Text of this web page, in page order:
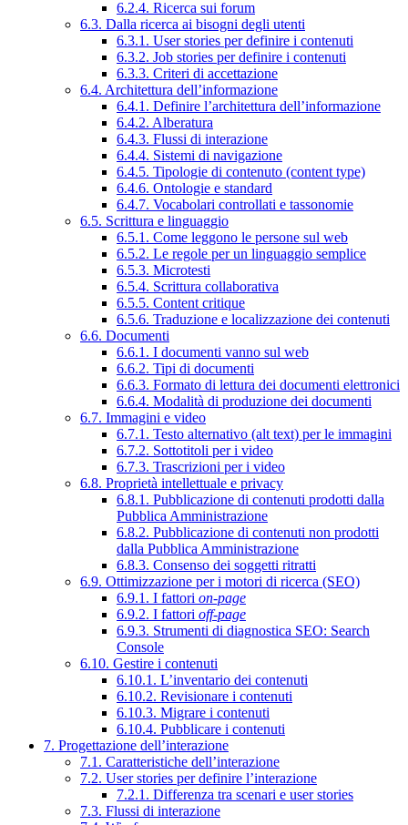
6.2.4. Ricerca sui forum
6.3. Dalla ricerca ai bisogni degli utenti
6.3.1. User stories per definire i contenuti
6.3.2. Job stories per definire i contenuti
6.3.3. Criteri di accettazione
6.4. Architettura dell’informazione
6.4.1. Definire l’architettura dell’informazione
6.4.2. Alberatura
6.4.3. Flussi di interazione
6.4.4. Sistemi di navigazione
6.4.5. Tipologie di contenuto (content type)
6.4.6. Ontologie e standard
6.4.7. Vocabolari controllati e tassonomie
6.5. Scrittura e linguaggio
6.5.1. Come leggono le persone sul web
6.5.2. Le regole per un linguaggio semplice
6.5.3. Microtesti
6.5.4. Scrittura collaborativa
6.5.5. Content critique
6.5.6. Traduzione e localizzazione dei contenuti
6.6. Documenti
6.6.1. I documenti vanno sul web
6.6.2. Tipi di documenti
6.6.3. Formato di lettura dei documenti elettronici
6.6.4. Modalità di produzione dei documenti
6.7. Immagini e video
6.7.1. Testo alternativo (alt text) per le immagini
6.7.2. Sottotitoli per i video
6.7.3. Trascrizioni per i video
6.8. Proprietà intellettuale e privacy
6.8.1. Pubblicazione di contenuti prodotti dalla
Pubblica Amministrazione
6.8.2. Pubblicazione di contenuti non prodotti
dalla Pubblica Amministrazione
6.8.3. Consenso dei soggetti ritratti
6.9. Ottimizzazione per i motori di ricerca (SEO)
6.9.1. I fattori on-page
6.9.2. I fattori off-page
6.9.3. Strumenti di diagnostica SEO: Search
Console
6.10. Gestire i contenuti
6.10.1. L’inventario dei contenuti
6.10.2. Revisionare i contenuti
6.10.3. Migrare i contenuti
6.10.4. Pubblicare i contenuti
7. Progettazione dell’interazione
7.1. Caratteristiche dell’interazione
7.2. User stories per definire l’interazione
7.2.1. Differenza tra scenari e user stories
7.3. Flussi di interazione